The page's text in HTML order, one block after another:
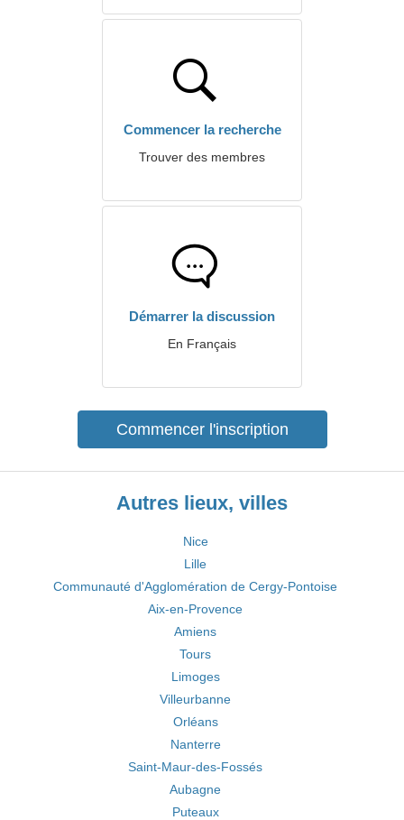
Commencer la recherche
Trouver des membres
Démarrer la discussion
En Français
Commencer l'inscription
Autres lieux, villes
Nice
Lille
Communauté d'Agglomération de Cergy-Pontoise
Aix-en-Provence
Amiens
Tours
Limoges
Villeurbanne
Orléans
Nanterre
Saint-Maur-des-Fossés
Aubagne
Puteaux